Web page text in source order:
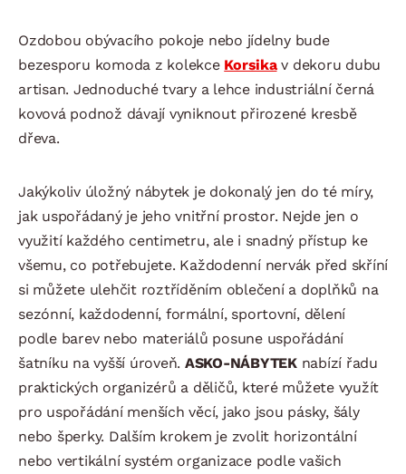
Ozdobou obývacího pokoje nebo jídelny bude
bezesporu komoda z kolekce Korsikav dekoru dubu
artisan. Jednoduché tvary a lehce industriální černá
kovová podnož dávají vyniknout přirozené kresbě
dřeva.
Jakýkoliv úložný nábytek je dokonalý jen do té míry,
jak uspořádaný je jeho vnitřní prostor. Nejde jen o
využití každého centimetru, ale i snadný přístup ke
všemu, co potřebujete. Každodenní nervák před skříní
si můžete ulehčit roztříděním oblečení a doplňků na
sezónní, každodenní, formální, sportovní, dělení
podle barev nebo materiálů posune uspořádání
šatníku na vyšší úroveň. ASKO-NÁBYTEKnabízí řadu
praktických organizérů a děličů, které můžete využít
pro uspořádání menších věcí, jako jsou pásky, šály
nebo šperky. Dalším krokem je zvolit horizontální
nebo vertikální systém organizace podle vašich